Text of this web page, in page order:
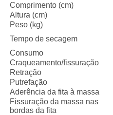
Comprimento (cm)
Altura (cm)
Peso (kg)
Tempo de secagem
Consumo
Craqueamento/fissuração
Retração
Putrefação
Aderência da fita à massa
Fissuração da massa nas
bordas da fita